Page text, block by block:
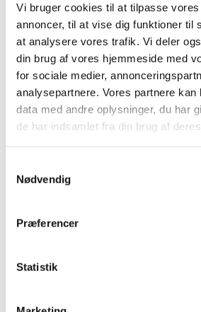
Vi bruger cookies til at tilpasse vores
annoncer, til at vise dig funktioner til
at analysere vores trafik. Vi deler
din brug af vores hjemmeside med
for sociale medier,
analysepartnere. Vores partnere kan
data med andre oplysninger, du har
de har indsamlet fra din brug af
Nødvendig
Præferencer
Statistik
registrering, opdatering af 3D
tegningsopretning, rumnumre,
modullinjer m.v.), lejermøder og -
koordinering med NCC og
forespørgsler under udførelse,
projekteringsmøder,
udarbejdelse af landskabsprojekt
mod havnen samt udarbejdelse af
udvendigt vedligehold.
24.000 m²